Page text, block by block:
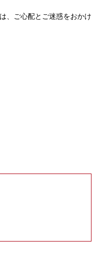
、ご心配とご迷惑をおかけ